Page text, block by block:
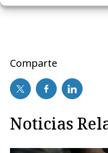
Comparte
Noticias